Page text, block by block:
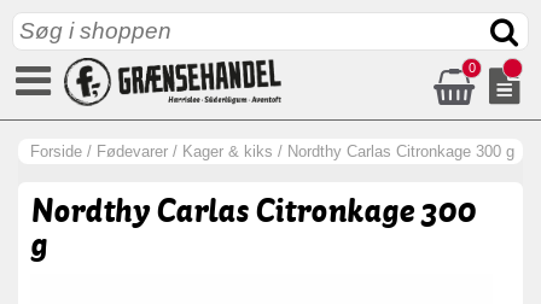
0
Forside / Fødevarer / Kager & kiks / Nordthy Carlas Citronkage 300 g
Nordthy Carlas Citronkage 300
g